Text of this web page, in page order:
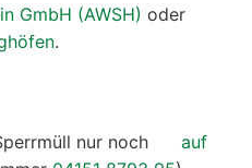
GmbH (AWSH) oder
.
nur noch
auf